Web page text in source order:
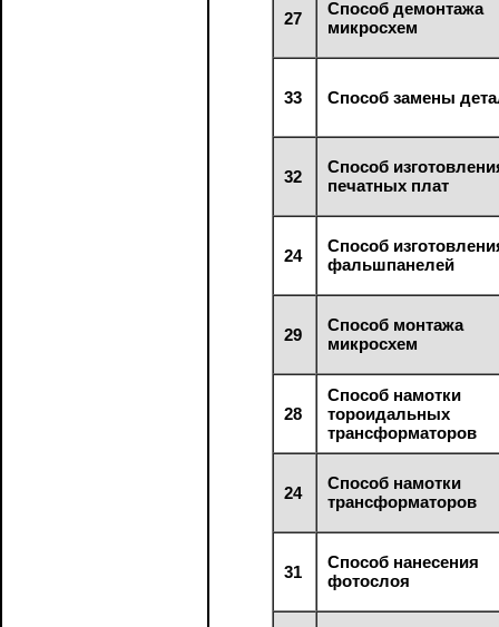
27
Способ демонтажа
микросхем
33 Способ замены
32
Способ
печатных плат
24
Способ
фальшпанелей
29
Способ монтажа
микросхем
28
Способ намотки
тороидальных
трансформаторов
24
Способ намотки
трансформаторов
31
Способ нанесения
фотослоя